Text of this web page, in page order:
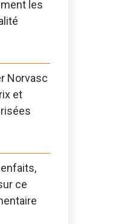
les
Norvasc
et
ce